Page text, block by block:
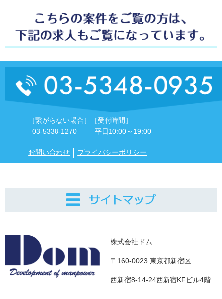
［繋がらない場合］
03-5338-1270
［受付時間］
平日10:00～19:00
お問い合わせ プライバシーポリシー
株式会社ドム
〒160-0023 東京都新宿区
西新宿8-14-24西新宿KFビル4階